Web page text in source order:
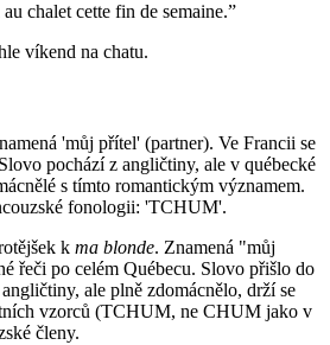
chalet cette fin de semaine.”
víkend na chatu.
'můj přítel' (partner). Ve Francii se
pochází z angličtiny, ale v québecké
s tímto romantickým významem.
fonologii: 'TCHUM'.
k ma blonde. Znamená "můj
řeči po celém Québecu. Slovo přišlo do
ale plně zdomácnělo, drží se
vzorců (TCHUM, ne CHUM jako v
členy.